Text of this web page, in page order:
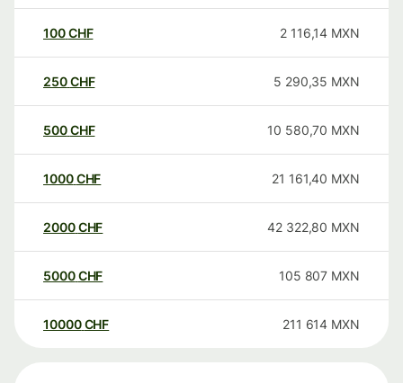
100CHF 2 116,14 MXN
250CHF 5 290,35 MXN
500CHF 10 580,70 MXN
1000CHF 21 161,40 MXN
2000CHF 42 322,80 MXN
5000CHF 105 807 MXN
10000 CHF 211 614 MXN